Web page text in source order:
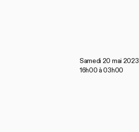
Samedi 20 mai 2023
16h00 à 03h00